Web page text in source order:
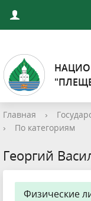
Главная ›
›
По категориям
Георгий
Физические